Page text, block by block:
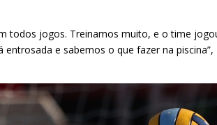
todos jogos. Treinamos muito, e o time
e sabemos o que fazer na piscina”,